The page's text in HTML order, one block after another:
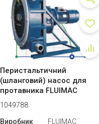
Перистальтичний
(шланговий) насос для
протавника FLUIMAC
HELIOS ASP 40 IX 285...
1049788
Виробник
FLUIMAC